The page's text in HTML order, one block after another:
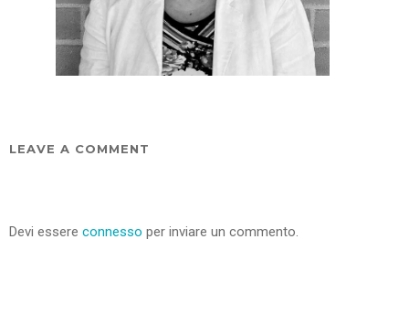
LEAVE A COMMENT
Devi essere connesso per inviare un commento.